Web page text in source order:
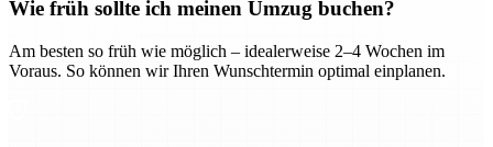
Wie früh sollte ich meinen Umzug buchen?
Am besten so früh wie möglich – idealerweise 2–4 Wochen im
Voraus. So können wir Ihren Wunschtermin optimal einplanen.